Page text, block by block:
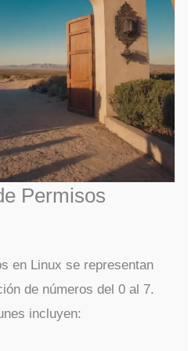
Permisos
en Linux se representan
de números del 0 al 7.
incluyen: